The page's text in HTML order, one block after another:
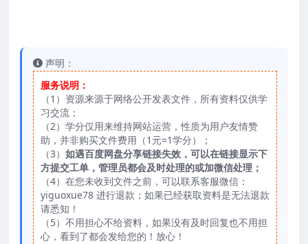
声明：
服务说明：
（1）资源来源于网络公开发表文件，所有资料仅供学
习交流；
（2）学分仅用来维持网站运营，性质为用户友情赞
助，并非购买文件费用（1元=1学分）；
（3） 如遇百度网盘分享链接失效，可以在链接显示下
方提交工单，管理员都会及时处理的或加微信处理；
（4）在您未收到文件之前，可以联系客服微信：
yiguoxue78 进行退款；如果已经获取资料是无法退款
请悉知！
（5）不用担心不给资料，如果没有及时回复也不用担
心，看到了都会发给您的！放心！